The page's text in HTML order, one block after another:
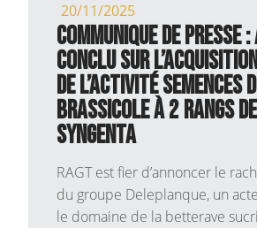
20/11/2025
COMMUNIQUE DE
conclu sur l’acquisition
de l’activité semences
brassicole à 2 rangs de
Syngenta
RAGT est fier d’annoncer le
du groupe Deleplanque, un
le domaine de la betterave